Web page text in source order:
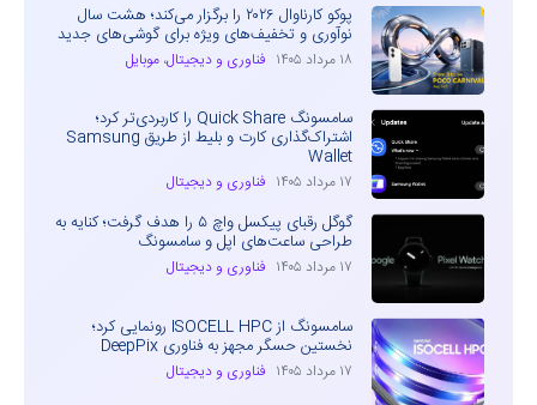
پوکو کارناوال ۲۰۲۶ را برگزار می‌کند؛ هشت سال
نوآوری و تخفیف‌های ویژه برای گوشی‌های جدید
۱۸ مرداد ۱۴۰۵ فناوری و دیجیتال، موبایل
سامسونگ Quick Share را کاربردی‌تر کرد؛
اشتراک‌گذاری کارت و بلیط از طریق Samsung
Wallet
۱۷ مرداد ۱۴۰۵ فناوری و دیجیتال
گوگل رقبای پیکسل واچ ۵ را هدف گرفت؛ کنایه به
طراحی ساعت‌های اپل و سامسونگ
۱۷ مرداد ۱۴۰۵ فناوری و دیجیتال
سامسونگ از ISOCELL HPC رونمایی کرد؛
نخستین حسگر مجهز به فناوری DeepPix
۱۷ مرداد ۱۴۰۵ فناوری و دیجیتال